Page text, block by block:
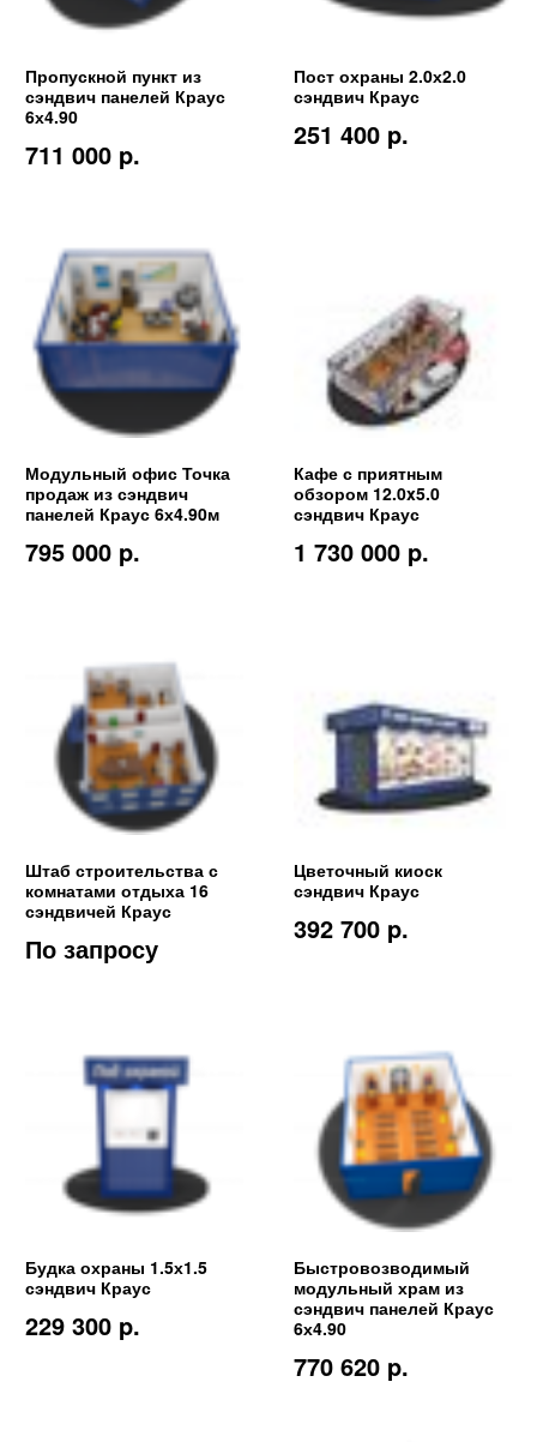
Пропускной пункт из
сэндвич панелей Краус
6х4.90
711 000 p.
Пост охраны 2.0х2.0
сэндвич Краус
251 400 p.
Модульный офис Точка
продаж из сэндвич
панелей Краус 6х4.90м
795 000 p.
Кафе с приятным
обзором 12.0x5.0
сэндвич Краус
1 730 000 p.
Штаб строительства с
комнатами отдыха 16
сэндвичей Краус
По запросу
Цветочный киоск
сэндвич Краус
392 700 p.
Будка охраны 1.5х1.5
сэндвич Краус
229 300 p.
Быстровозводимый
модульный храм из
сэндвич панелей Краус
6х4.90
770 620 p.